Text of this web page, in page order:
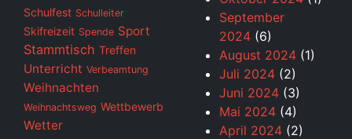
Schulfest Schulleiter
Skifreizeit Spende Sport
Stammtisch Treffen
Unterricht Verbeamtung
Weihnachten
Weihnachtsweg Wettbewerb
Wetter
September
2024 (6)
August 2024 (1)
Juli 2024 (2)
Juni 2024 (3)
Mai 2024 (4)
April 2024 (2)